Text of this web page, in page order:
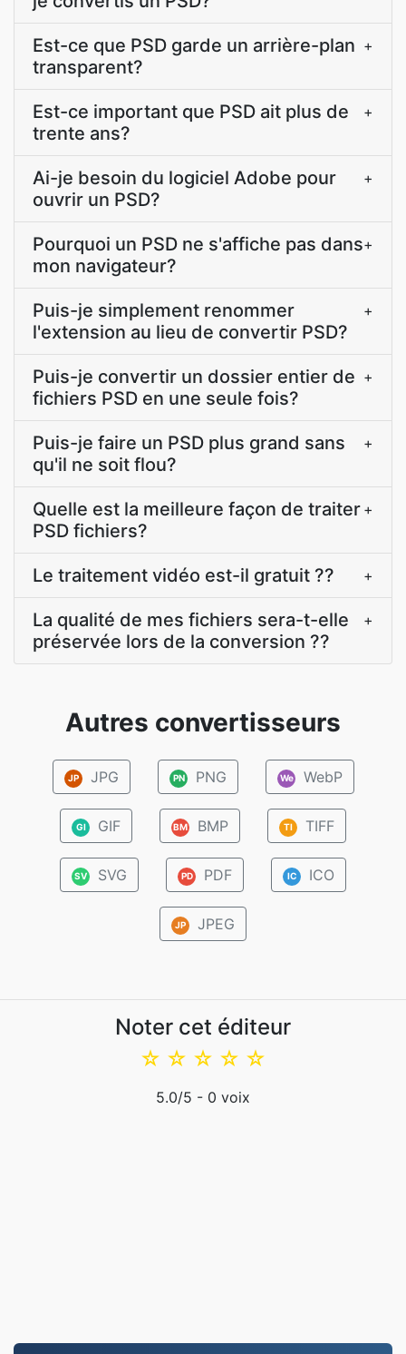
Est-ce que PSD garde un arrière-plan
transparent?
+
Est-ce important que PSD ait plus de
trente ans?
+
Ai-je besoin du logiciel Adobe pour
ouvrir un PSD?
+
Pourquoi un PSD ne s'affiche pas dans
mon navigateur?
+
Puis-je simplement renommer
l'extension au lieu de convertir PSD?
+
Puis-je convertir un dossier entier de
fichiers PSD en une seule fois?
+
Puis-je faire un PSD plus grand sans
qu'il ne soit flou?
+
Quelle est la meilleure façon de traiter
PSD fichiers?
+
Le traitement vidéo est-il gratuit ?? +
La qualité de mes fichiers sera-t-elle
préservée lors de la conversion ??
+
Autres convertisseurs
JP JPG PN PNG We WebP
GI GIF BM BMP TI TIFF
SV SVG PD PDF IC ICO
JP JPEG
Noter cet éditeur
☆
☆
☆
☆
☆
5.0/5 - 0 voix